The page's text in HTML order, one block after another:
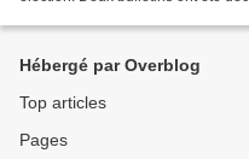
Hébergé par Overblog
Top articles
Pages